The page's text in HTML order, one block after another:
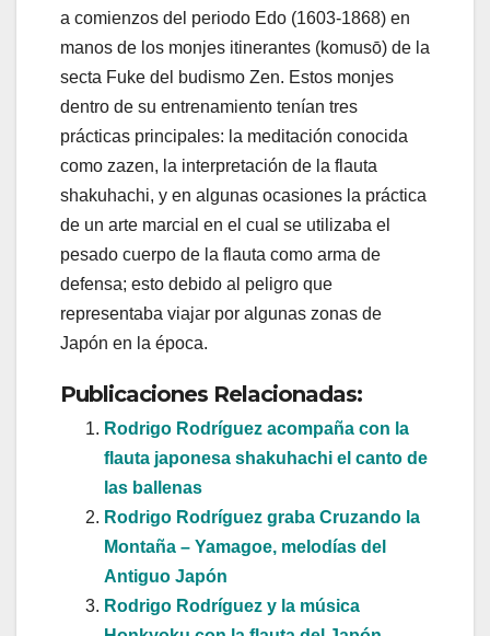
a comienzos del periodo Edo (1603-1868) en
manos de los monjes itinerantes (komusō) de la
secta Fuke del budismo Zen. Estos monjes
dentro de su entrenamiento tenían tres
prácticas principales: la meditación conocida
como zazen, la interpretación de la flauta
shakuhachi, y en algunas ocasiones la práctica
de un arte marcial en el cual se utilizaba el
pesado cuerpo de la flauta como arma de
defensa; esto debido al peligro que
representaba viajar por algunas zonas de
Japón en la época.
Publicaciones Relacionadas:
Rodrigo Rodríguez acompaña con la
flauta japonesa shakuhachi el canto de
las ballenas
Rodrigo Rodríguez graba Cruzando la
Montaña – Yamagoe, melodías del
Antiguo Japón
Rodrigo Rodríguez y la música